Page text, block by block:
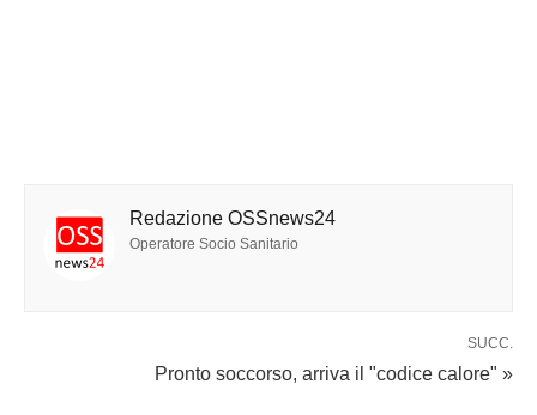
Redazione OSSnews24
Operatore Socio Sanitario
SUCC.
Pronto soccorso, arriva il "codice calore" »